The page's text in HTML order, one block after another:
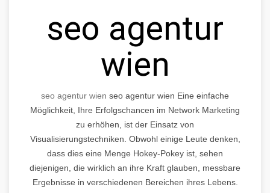
seo agentur
wien
seo agentur wien seo agentur wien Eine einfache
Möglichkeit, Ihre Erfolgschancen im Network Marketing
zu erhöhen, ist der Einsatz von
Visualisierungstechniken. Obwohl einige Leute denken,
dass dies eine Menge Hokey-Pokey ist, sehen
diejenigen, die wirklich an ihre Kraft glauben, messbare
Ergebnisse in verschiedenen Bereichen ihres Lebens.